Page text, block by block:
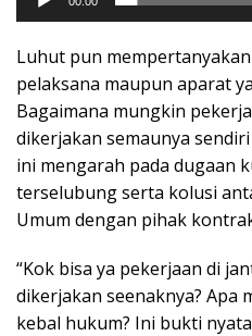
Luhut pun
pelaksana maupun aparat
Bagaimana mungkin
dikerjakan semaunya
ini mengarah pada dugaan
terselubung serta kolusi
Umum dengan pihak
“Kok bisa ya pekerjaan di
dikerjakan seenaknya? Apa
kebal hukum? Ini bukti